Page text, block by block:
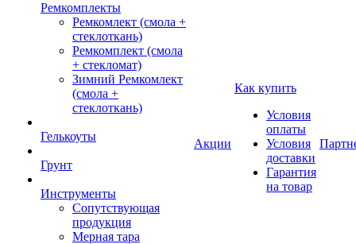
Ремкомплекты
Ремкомлект (смола +
стеклоткань)
Ремкомплект (смола
+ стекломат)
Зимний Ремкомлект
(смола +
стеклоткань)
Гелькоуты
Грунт
Инструменты
Сопутствующая
продукция
Мерная тара
Акции
Как купить
Условия
оплаты
Условия
доставки
Гарантия
на товар